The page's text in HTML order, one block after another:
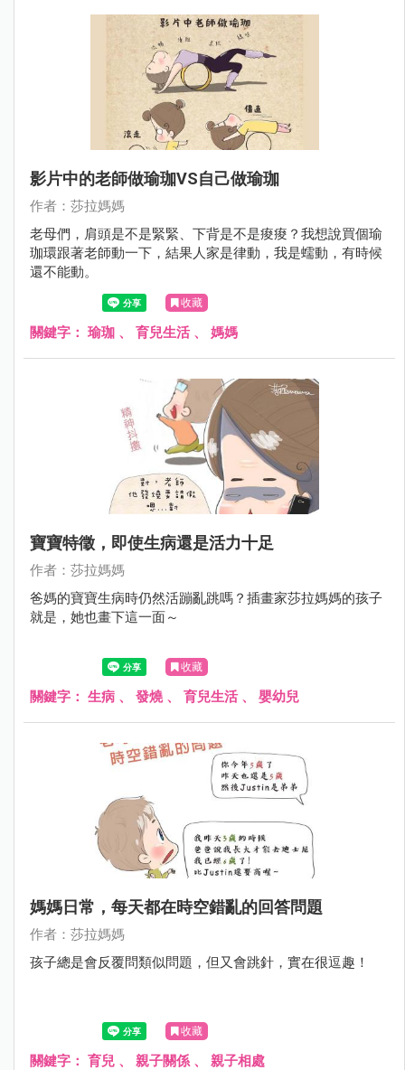
影片中的老師做瑜珈VS自己做瑜珈
作者：莎拉媽媽
老母們，肩頭是不是緊緊、下背是不是痠痠？我想說買個瑜
珈環跟著老師動一下，結果人家是律動，我是蠕動，有時候
還不能動。
收藏
關鍵字： 瑜珈 、 育兒生活、 媽媽
寶寶特徵，即使生病還是活力十足
作者：莎拉媽媽
爸媽的寶寶生病時仍然活蹦亂跳嗎？插畫家莎拉媽媽的孩子
就是，她也畫下這一面～
收藏
關鍵字： 生病 、 發燒、 育兒生活、 嬰幼兒
媽媽日常，每天都在時空錯亂的回答問題
作者：莎拉媽媽
孩子總是會反覆問類似問題，但又會跳針，實在很逗趣！
收藏
關鍵字： 育兒 、 親子關係 、 親子相處